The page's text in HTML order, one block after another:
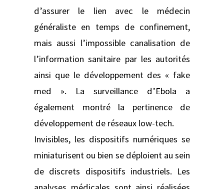
d’assurer le lien avec le médecin
généraliste en temps de confinement,
mais aussi l’impossible canalisation de
l’information sanitaire par les autorités
ainsi que le développement des « fake
med ». La surveillance d’Ebola a
également montré la pertinence de
développement de réseaux low-tech.
Invisibles, les dispositifs numériques se
miniaturisent ou bien se déploient au sein
de discrets dispositifs industriels. Les